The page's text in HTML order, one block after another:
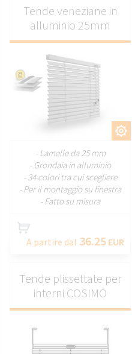
Tende veneziane in
alluminio 25mm
- Lamelle da 25 mm
- Grondaia in alluminio
- 34 colori tra cui scegliere
- Per il montaggio su finestra
- Fatto su misura
A partire dal 36.25 EUR
Tende plissettate per
interni COSIMO